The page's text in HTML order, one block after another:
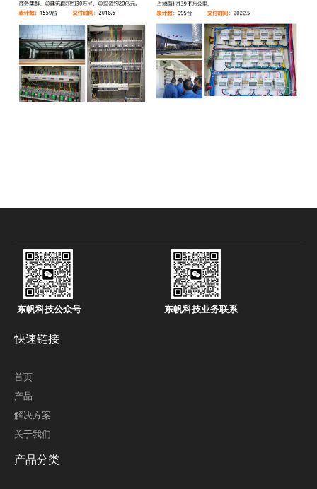
东帆科技公众号 东帆科技业务联系
快速链接
首页
产品
解决方案
关于我们
产品分类